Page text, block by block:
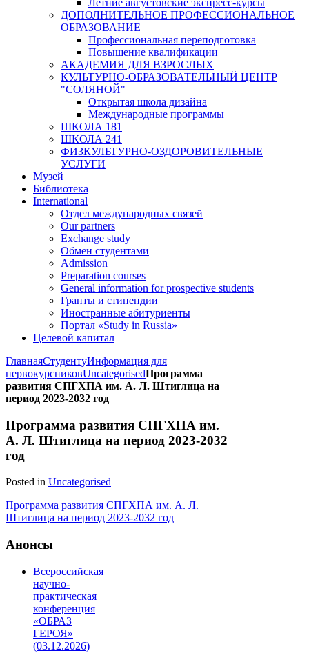
Летние августовские экспресс-курсы
ДОПОЛНИТЕЛЬНОЕ ПРОФЕССИОНАЛЬНОЕ
ОБРАЗОВАНИЕ
Профессиональная переподготовка
Повышение квалификации
АКАДЕМИЯ ДЛЯ ВЗРОСЛЫХ
КУЛЬТУРНО-ОБРАЗОВАТЕЛЬНЫЙ ЦЕНТР
"СОЛЯНОЙ"
Открытая школа дизайна
Международные программы
ШКОЛА 181
ШКОЛА 241
ФИЗКУЛЬТУРНО-ОЗДОРОВИТЕЛЬНЫЕ
УСЛУГИ
Музей
Библиотека
International
Отдел международных связей
Our partners
Exchange study
Обмен студентами
Admission
Preparation courses
General information for prospective students
Гранты и стипендии
Иностранные абитуриенты
Портал «Study in Russia»
Целевой капитал
ГлавнаяСтудентуИнформация для
первокурсниковUncategorisedПрограмма
развития СПГХПА им. А. Л. Штиглица на
период 2023-2032 год
Программа развития СПГХПА им.
А. Л. Штиглица на период 2023-2032
год
Posted in Uncategorised
Программа развития СПГХПА им. А. Л.
Штиглица на период 2023-2032 год
Анонсы
Всероссийская
научно-
практическая
конференция
«ОБРАЗ
ГЕРОЯ»
(03.12.2026)